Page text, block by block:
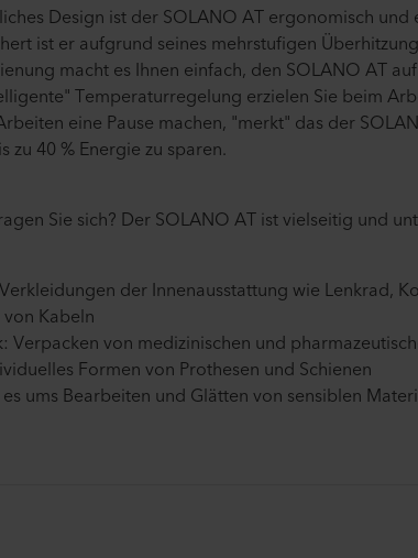
Design ist der SOLANO AT ergonomisch
ist er aufgrund seines mehrstufigen
macht es Ihnen einfach, den SOLANO AT
Temperaturregelung erzielen Sie beim
eine Pause machen, "merkt" das der
zu 40 % Energie zu sparen.
Sie sich? Der SOLANO AT ist vielseitig und
der Innenausstattung wie Lenkrad,
Kabeln
Verpacken von medizinischen und
Formen von Prothesen und Schienen
ums Bearbeiten und Glätten von sensiblen